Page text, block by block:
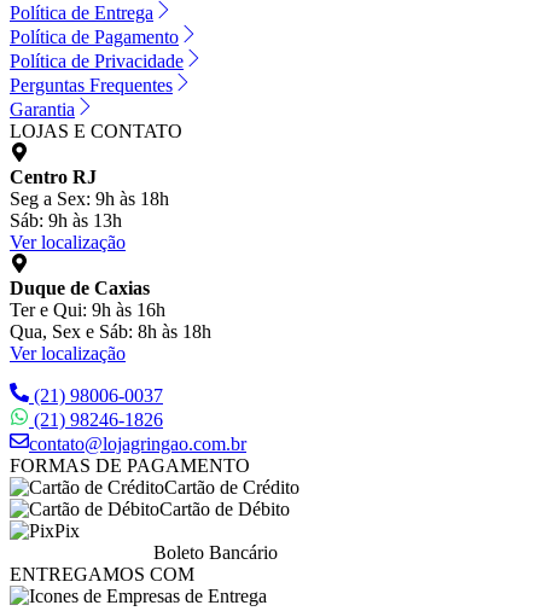
Política de Entrega
Política de Pagamento
Política de Privacidade
Perguntas Frequentes
Garantia
LOJAS E CONTATO
Centro RJ
Seg a Sex: 9h às 18h
Sáb: 9h às 13h
Ver localização
Duque de Caxias
Ter e Qui: 9h às 16h
Qua, Sex e Sáb: 8h às 18h
Ver localização
(21) 98006-0037
(21) 98246-1826
contato@lojagringao.com.br
FORMAS DE PAGAMENTO
Cartão de Crédito
Cartão de Débito
Pix
Boleto Bancário
ENTREGAMOS COM